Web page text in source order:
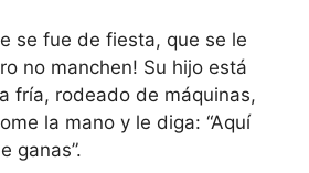
se fue de fiesta, que se le
no manchen! Su hijo está
fría, rodeado de máquinas,
la mano y le diga: “Aquí
ganas”.